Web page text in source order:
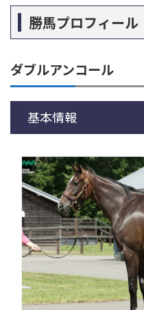
勝馬プロフィール
ダブルアンコール
基本情報